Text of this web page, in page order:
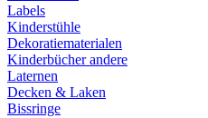
Labels
Kinderstühle
Dekoratiematerialen
Kinderbücher andere
Laternen
Decken & Laken
Bissringe